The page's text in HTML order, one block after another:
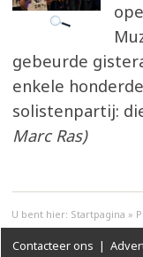
gebeurde
enkele
solistenpartij:
Marc Ras)
U bent hier: Startpagina »
Contacteer ons |